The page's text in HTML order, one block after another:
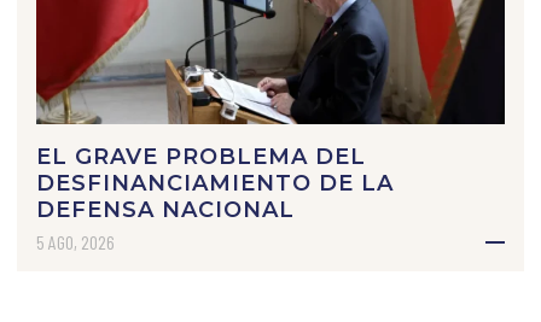
EL GRAVE PROBLEMA DEL
DESFINANCIAMIENTO DE LA
DEFENSA NACIONAL
5 AGO, 2026